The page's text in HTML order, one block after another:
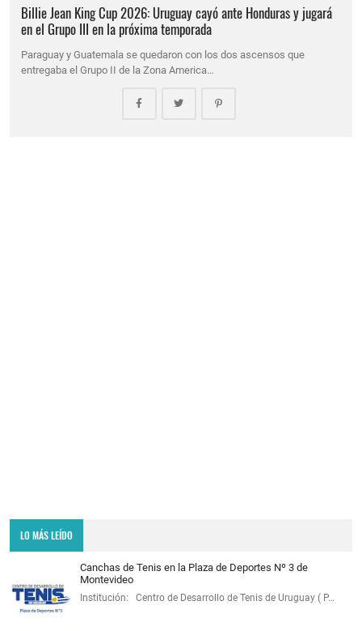
Billie Jean King Cup 2026: Uruguay cayó ante Honduras y jugará
en el Grupo III en la próxima temporada
Paraguay y Guatemala se quedaron con los dos ascensos que
entregaba el Grupo II de la Zona America…
LO MÁS LEÍDO
Canchas de Tenis en la Plaza de Deportes Nº 3 de
Montevideo
Institución: Centro de Desarrollo de Tenis de Uruguay ( P…